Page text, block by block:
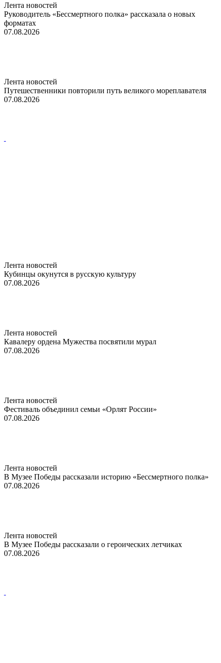
Лента новостей
Руководитель «Бессмертного полка» рассказала о новых
форматах
07.08.2026
Лента новостей
Путешественники повторили путь великого мореплавателя
07.08.2026
Лента новостей
Кубинцы окунутся в русскую культуру
07.08.2026
Лента новостей
Кавалеру ордена Мужества посвятили мурал
07.08.2026
Лента новостей
Фестиваль объединил семьи «Орлят России»
07.08.2026
Лента новостей
В Музее Победы рассказали историю «Бессмертного полка»
07.08.2026
Лента новостей
В Музее Победы рассказали о героических летчиках
07.08.2026